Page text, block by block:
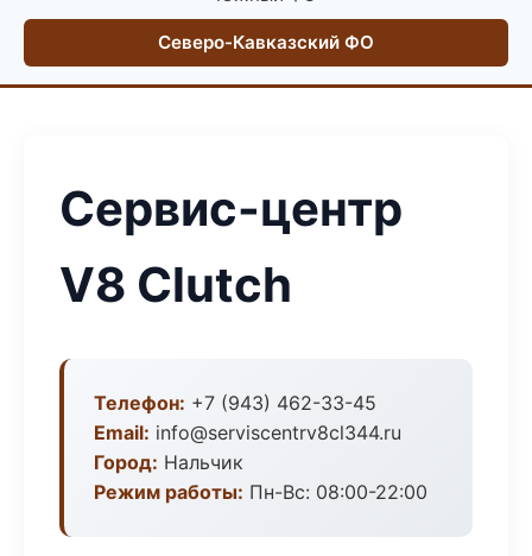
Северо-Кавказский ФО
Сервис-центр
V8 Clutch
Телефон: +7 (943) 462-33-45
Email: info@serviscentrv8cl344.ru
Город: Нальчик
Режим работы: Пн-Вс: 08:00-22:00